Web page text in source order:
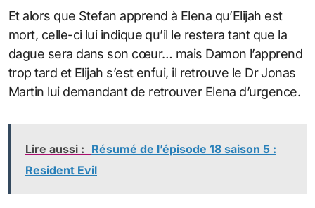
Et alors que Stefan apprend à Elena qu’Elijah est
mort, celle-ci lui indique qu’il le restera tant que la
dague sera dans son cœur… mais Damon l’apprend
trop tard et Elijah s’est enfui, il retrouve le Dr Jonas
Martin lui demandant de retrouver Elena d’urgence.
Lire aussi : Résumé de l’épisode 18 saison 5 :
Resident Evil